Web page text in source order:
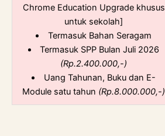
Chrome Education Upgrade khusus
untuk sekolah]
Termasuk Bahan Seragam
Termasuk SPP Bulan Juli 2026
(Rp.2.400.000,-)
Uang Tahunan, Buku dan E-
Module satu tahun (Rp.8.000.000,-)